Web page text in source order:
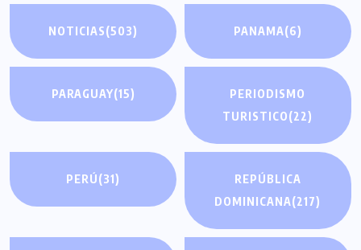
NOTICIAS(503) PANAMA(6)
PARAGUAY(15)
PERIODISMO
TURISTICO(22)
PERÚ(31)
REPÚBLICA
DOMINICANA(217)